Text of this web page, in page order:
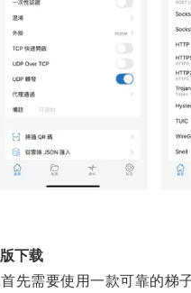
下载
需要使用一款可靠的梯子